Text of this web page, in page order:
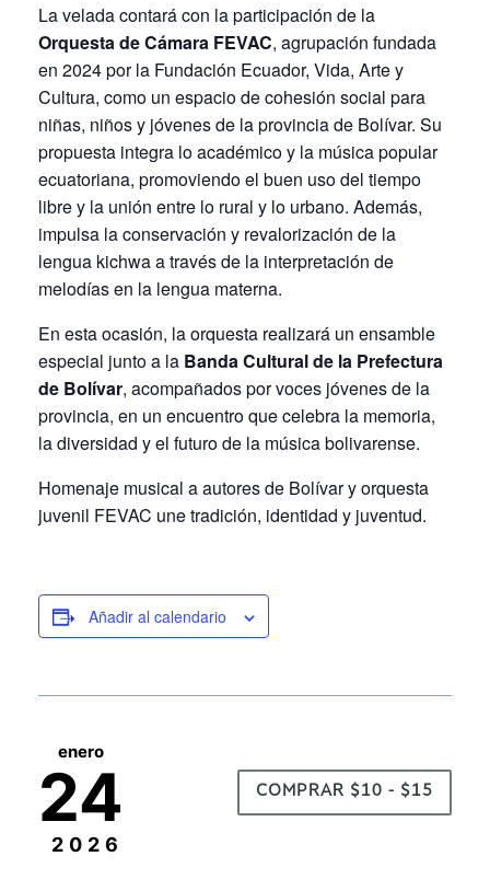
La velada contará con la participación de la
Orquesta de Cámara FEVAC, agrupación fundada
en 2024 por la Fundación Ecuador, Vida, Arte y
Cultura, como un espacio de cohesión social para
niñas, niños y jóvenes de la provincia de Bolívar. Su
propuesta integra lo académico y la música popular
ecuatoriana, promoviendo el buen uso del tiempo
libre y la unión entre lo rural y lo urbano. Además,
impulsa la conservación y revalorización de la
lengua kichwa a través de la interpretación de
melodías en la lengua materna.
En esta ocasión, la orquesta realizará un ensamble
especial junto a la Banda Cultural de la Prefectura
de Bolívar, acompañados por voces jóvenes de la
provincia, en un encuentro que celebra la memoria,
la diversidad y el futuro de la música bolivarense.
Homenaje musical a autores de Bolívar y orquesta
juvenil FEVAC une tradición, identidad y juventud.
Añadir al calendario
enero
24
2026
COMPRAR $10 - $15